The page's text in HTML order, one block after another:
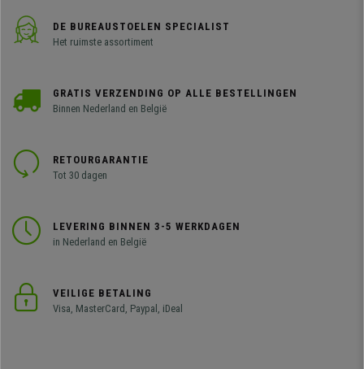
DE BUREAUSTOELEN SPECIALIST
Het ruimste assortiment
GRATIS VERZENDING OP ALLE BESTELLINGEN
Binnen Nederland en België
RETOURGARANTIE
Tot 30 dagen
LEVERING BINNEN 3-5 WERKDAGEN
in Nederland en België
VEILIGE BETALING
Visa, MasterCard, Paypal, iDeal